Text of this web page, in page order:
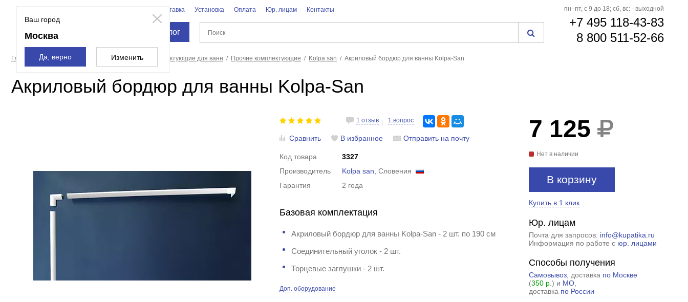
Ваш город
Москва
Да, верно Изменить
Доставка Установка Оплата Юр. лицам Контакты
Каталог
пн–пт, с 9 до 18; сб, вс: - выходной
+7 495 118-43-83
8 800 511-52-66
Главная страница Оборудование и комплектующие для ванн Прочие комплектующие Kolpa san Акриловый бордюр для ванны Kolpa-San
Акриловый бордюр для ванны Kolpa-San
1 отзыв 1 вопрос
Сравнить В избранное Отправить на почту
Код товара
3327
Производитель
Kolpa san , Словения
Гарантия
2 года
Базовая комплектация
Акриловый бордюр для ванны Kolpa-San - 2 шт. по 190 см
Соединительный уголок - 2 шт.
Торцевые заглушки - 2 шт.
Доп. оборудование
7 125
Нет в наличии
В корзину
Купить в 1 клик
Юр. лицам
Почта для запросов: info@kupatika.ru
Информация по работе с юр. лицами
Способы получения
Самовывоз, доставка по Москве
(350 р. ) и МО,
доставка по России